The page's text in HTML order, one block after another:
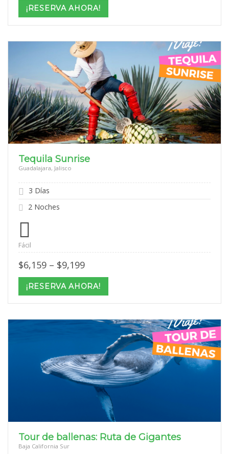
$15,599
through
$22,599
¡RESERVA AHORA!
Tequila Sunrise
Guadalajara, Jalisco
3 Días
2 Noches
Fácil
$6,159 – $9,199Price
$6,159
through
$9,199
¡RESERVA AHORA!
Tour de ballenas: Ruta de Gigantes
Baja California Sur